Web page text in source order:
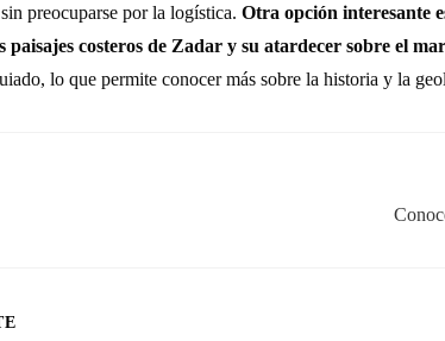
preocuparse por la logística. Otra opción interesante
paisajes costeros de Zadar y su atardecer sobre el mar
lo que permite conocer más sobre la historia y la